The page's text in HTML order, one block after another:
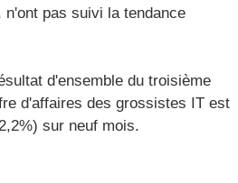
pas suivi la tendance
d'ensemble du troisième
d'affaires des grossistes IT est
sur neuf mois.